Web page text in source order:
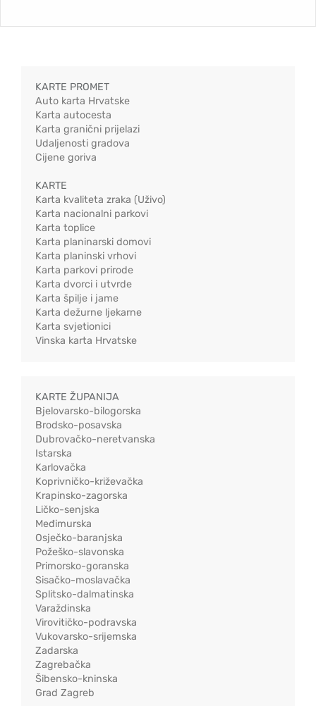
KARTE PROMET
Auto karta Hrvatske
Karta autocesta
Karta granični prijelazi
Udaljenosti gradova
Cijene goriva
KARTE
Karta kvaliteta zraka (Uživo)
Karta nacionalni parkovi
Karta toplice
Karta planinarski domovi
Karta planinski vrhovi
Karta parkovi prirode
Karta dvorci i utvrde
Karta špilje i jame
Karta dežurne ljekarne
Karta svjetionici
Vinska karta Hrvatske
KARTE ŽUPANIJA
Bjelovarsko-bilogorska
Brodsko-posavska
Dubrovačko-neretvanska
Istarska
Karlovačka
Koprivničko-križevačka
Krapinsko-zagorska
Ličko-senjska
Međimurska
Osječko-baranjska
Požeško-slavonska
Primorsko-goranska
Sisačko-moslavačka
Splitsko-dalmatinska
Varaždinska
Virovitičko-podravska
Vukovarsko-srijemska
Zadarska
Zagrebačka
Šibensko-kninska
Grad Zagreb